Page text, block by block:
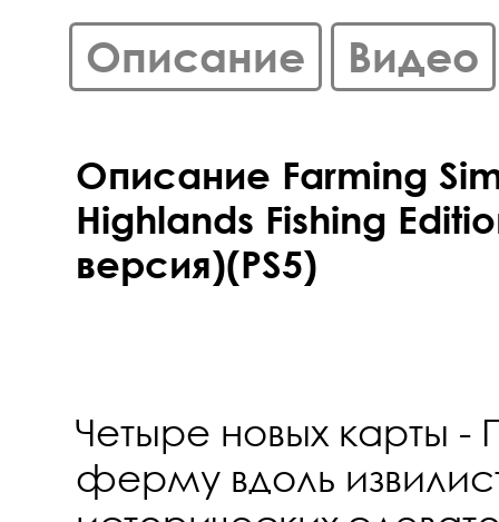
Описание Видео
Описание Farming
Highlands Fishing
версия)(PS5)
Четыре новых карты -
ферму вдоль